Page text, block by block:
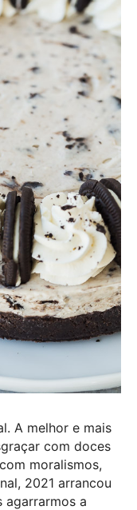
A melhor e mais
com doces
moralismos,
2021 arrancou
agarrarmos a